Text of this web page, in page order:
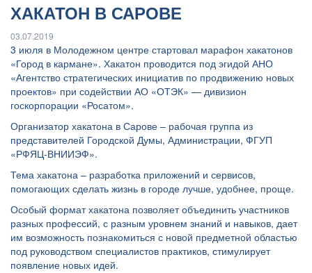
ХАКАТОН В САРОВЕ
03.07.2019
3 июля в Молодежном центре стартовал марафон хакатонов
«Город в кармане». Хакатон проводится под эгидой АНО
«Агентство стратегических инициатив по продвижению новых
проектов» при содействии АО «ОТЭК» — дивизион
госкорпорации «Росатом».
Организатор хакатона в Сарове – рабочая группа из
представителей Городской Думы, Администрации, ФГУП
«РФЯЦ-ВНИИЭФ».
Тема хакатона – разработка приложений и сервисов,
помогающих сделать жизнь в городе лучше, удобнее, проще.
Особый формат хакатона позволяет объединить участников
разных профессий, с разным уровнем знаний и навыков, дает
им возможность познакомиться с новой предметной областью
под руководством специалистов практиков, стимулирует
появление новых идей.